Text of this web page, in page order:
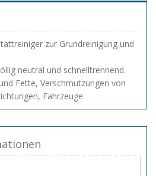
zur Grundreinigung und
neutral und schnelltrennend.
Fette, Verschmutzungen von
Fahrzeuge.